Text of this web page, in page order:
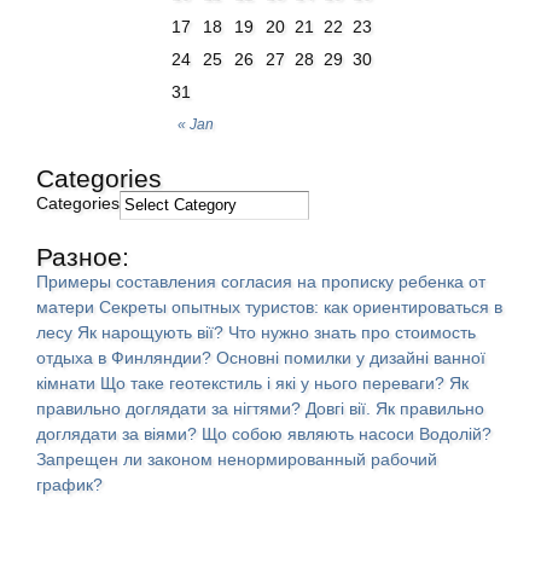
« Jan
17
18 19 20 21 22 23
24
25 26 27 28 29 30
31
Categories
Categories
Разное:
Примеры составления согласия на прописку ребенка от
матери Секреты опытных туристов: как ориентироваться в
лесу Як нарощують вії? Что нужно знать про стоимость
отдыха в Финляндии? Основні помилки у дизайні ванної
кімнати Що таке геотекстиль і які у нього переваги? Як
правильно доглядати за нігтями? Довгі вії. Як правильно
доглядати за віями? Що собою являють насоси Водолій?
Запрещен ли законом ненормированный рабочий
график?